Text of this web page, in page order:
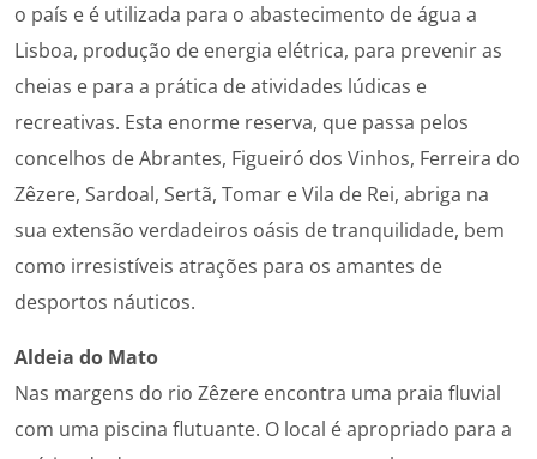
o país e é utilizada para o abastecimento de água a
Lisboa, produção de energia elétrica, para prevenir as
cheias e para a prática de atividades lúdicas e
recreativas. Esta enorme reserva, que passa pelos
concelhos de Abrantes, Figueiró dos Vinhos, Ferreira do
Zêzere, Sardoal, Sertã, Tomar e Vila de Rei, abriga na
sua extensão verdadeiros oásis de tranquilidade, bem
como irresistíveis atrações para os amantes de
desportos náuticos.
Aldeia do Mato
Nas margens do rio Zêzere encontra uma praia fluvial
com uma piscina flutuante. O local é apropriado para a